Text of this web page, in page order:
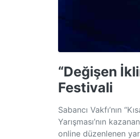
“Değişen
Festivali
Sabancı Vakfı’nın
Yarışması’nın
online düzenlenen